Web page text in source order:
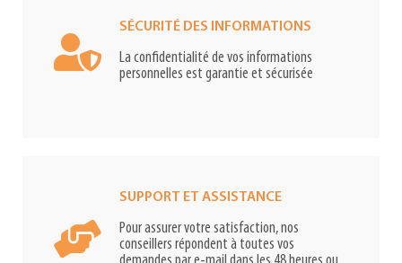
SÉCURITÉ DES INFORMATIONS
La confidentialité de vos informations
personnelles est garantie et sécurisée
SUPPORT ET ASSISTANCE
Pour assurer votre satisfaction, nos
conseillers répondent à toutes vos